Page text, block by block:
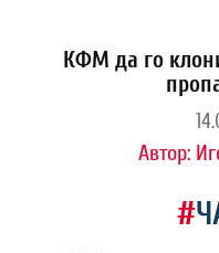
КФМ да го
Автор:
#